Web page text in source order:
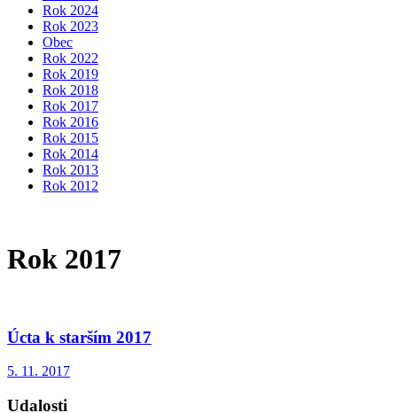
Rok 2024
Rok 2023
Obec
Rok 2022
Rok 2019
Rok 2018
Rok 2017
Rok 2016
Rok 2015
Rok 2014
Rok 2013
Rok 2012
Rok 2017
Úcta k starším 2017
5. 11. 2017
Udalosti